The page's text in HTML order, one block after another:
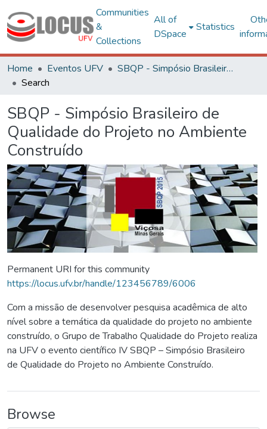
Communities
&
Collections
All of
DSpace
Statistics
Home Eventos UFV
SBQP - Simpósio Brasileiro de Qualidade do Projeto no Ambiente Construído
Search
SBQP - Simpósio Brasileiro de
Qualidade do Projeto no Ambiente
Construído
Permanent URI for this community
https://locus.ufv.br/handle/123456789/6006
Com a missão de desenvolver pesquisa acadêmica de alto
nível sobre a temática da qualidade do projeto no ambiente
construído, o Grupo de Trabalho Qualidade do Projeto realiza
na UFV o evento científico IV SBQP – Simpósio Brasileiro
de Qualidade do Projeto no Ambiente Construído.
Browse